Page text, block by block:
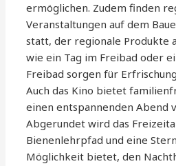
ermöglichen. Zudem finden
Veranstaltungen auf dem
statt, der regionale Produkte
wie ein Tag im Freibad oder
Freibad sorgen für
Auch das Kino bietet
einen entspannenden Abend
Abgerundet wird das
Bienenlehrpfad und eine
Möglichkeit bietet, den